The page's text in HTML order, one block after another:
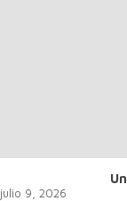
julio 9, 2026